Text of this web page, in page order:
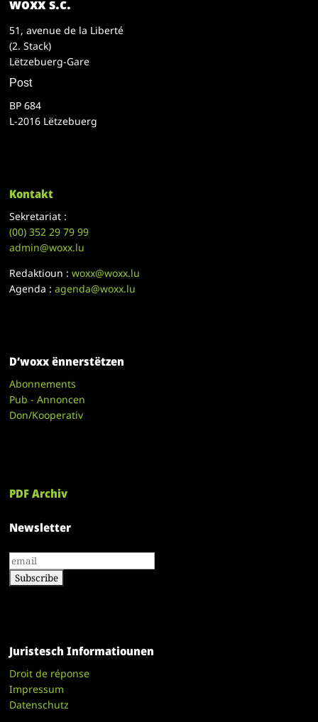
woxx s.c.
51, avenue de la Liberté
(2. Stack)
Lëtzebuerg-Gare
Post
BP 684
L-2016 Lëtzebuerg
Kontakt
Sekretariat :
(00)352 29 79 99
admin@woxx.lu
Redaktioun :woxx@woxx.lu
Agenda :agenda@woxx.lu
D’woxx ënnerstëtzen
Abonnements
Pub - Annoncen
Don/Kooperativ
PDF Archiv
Newsletter
Juristesch Informatiounen
Droit de réponse
Impressum
Datenschutz